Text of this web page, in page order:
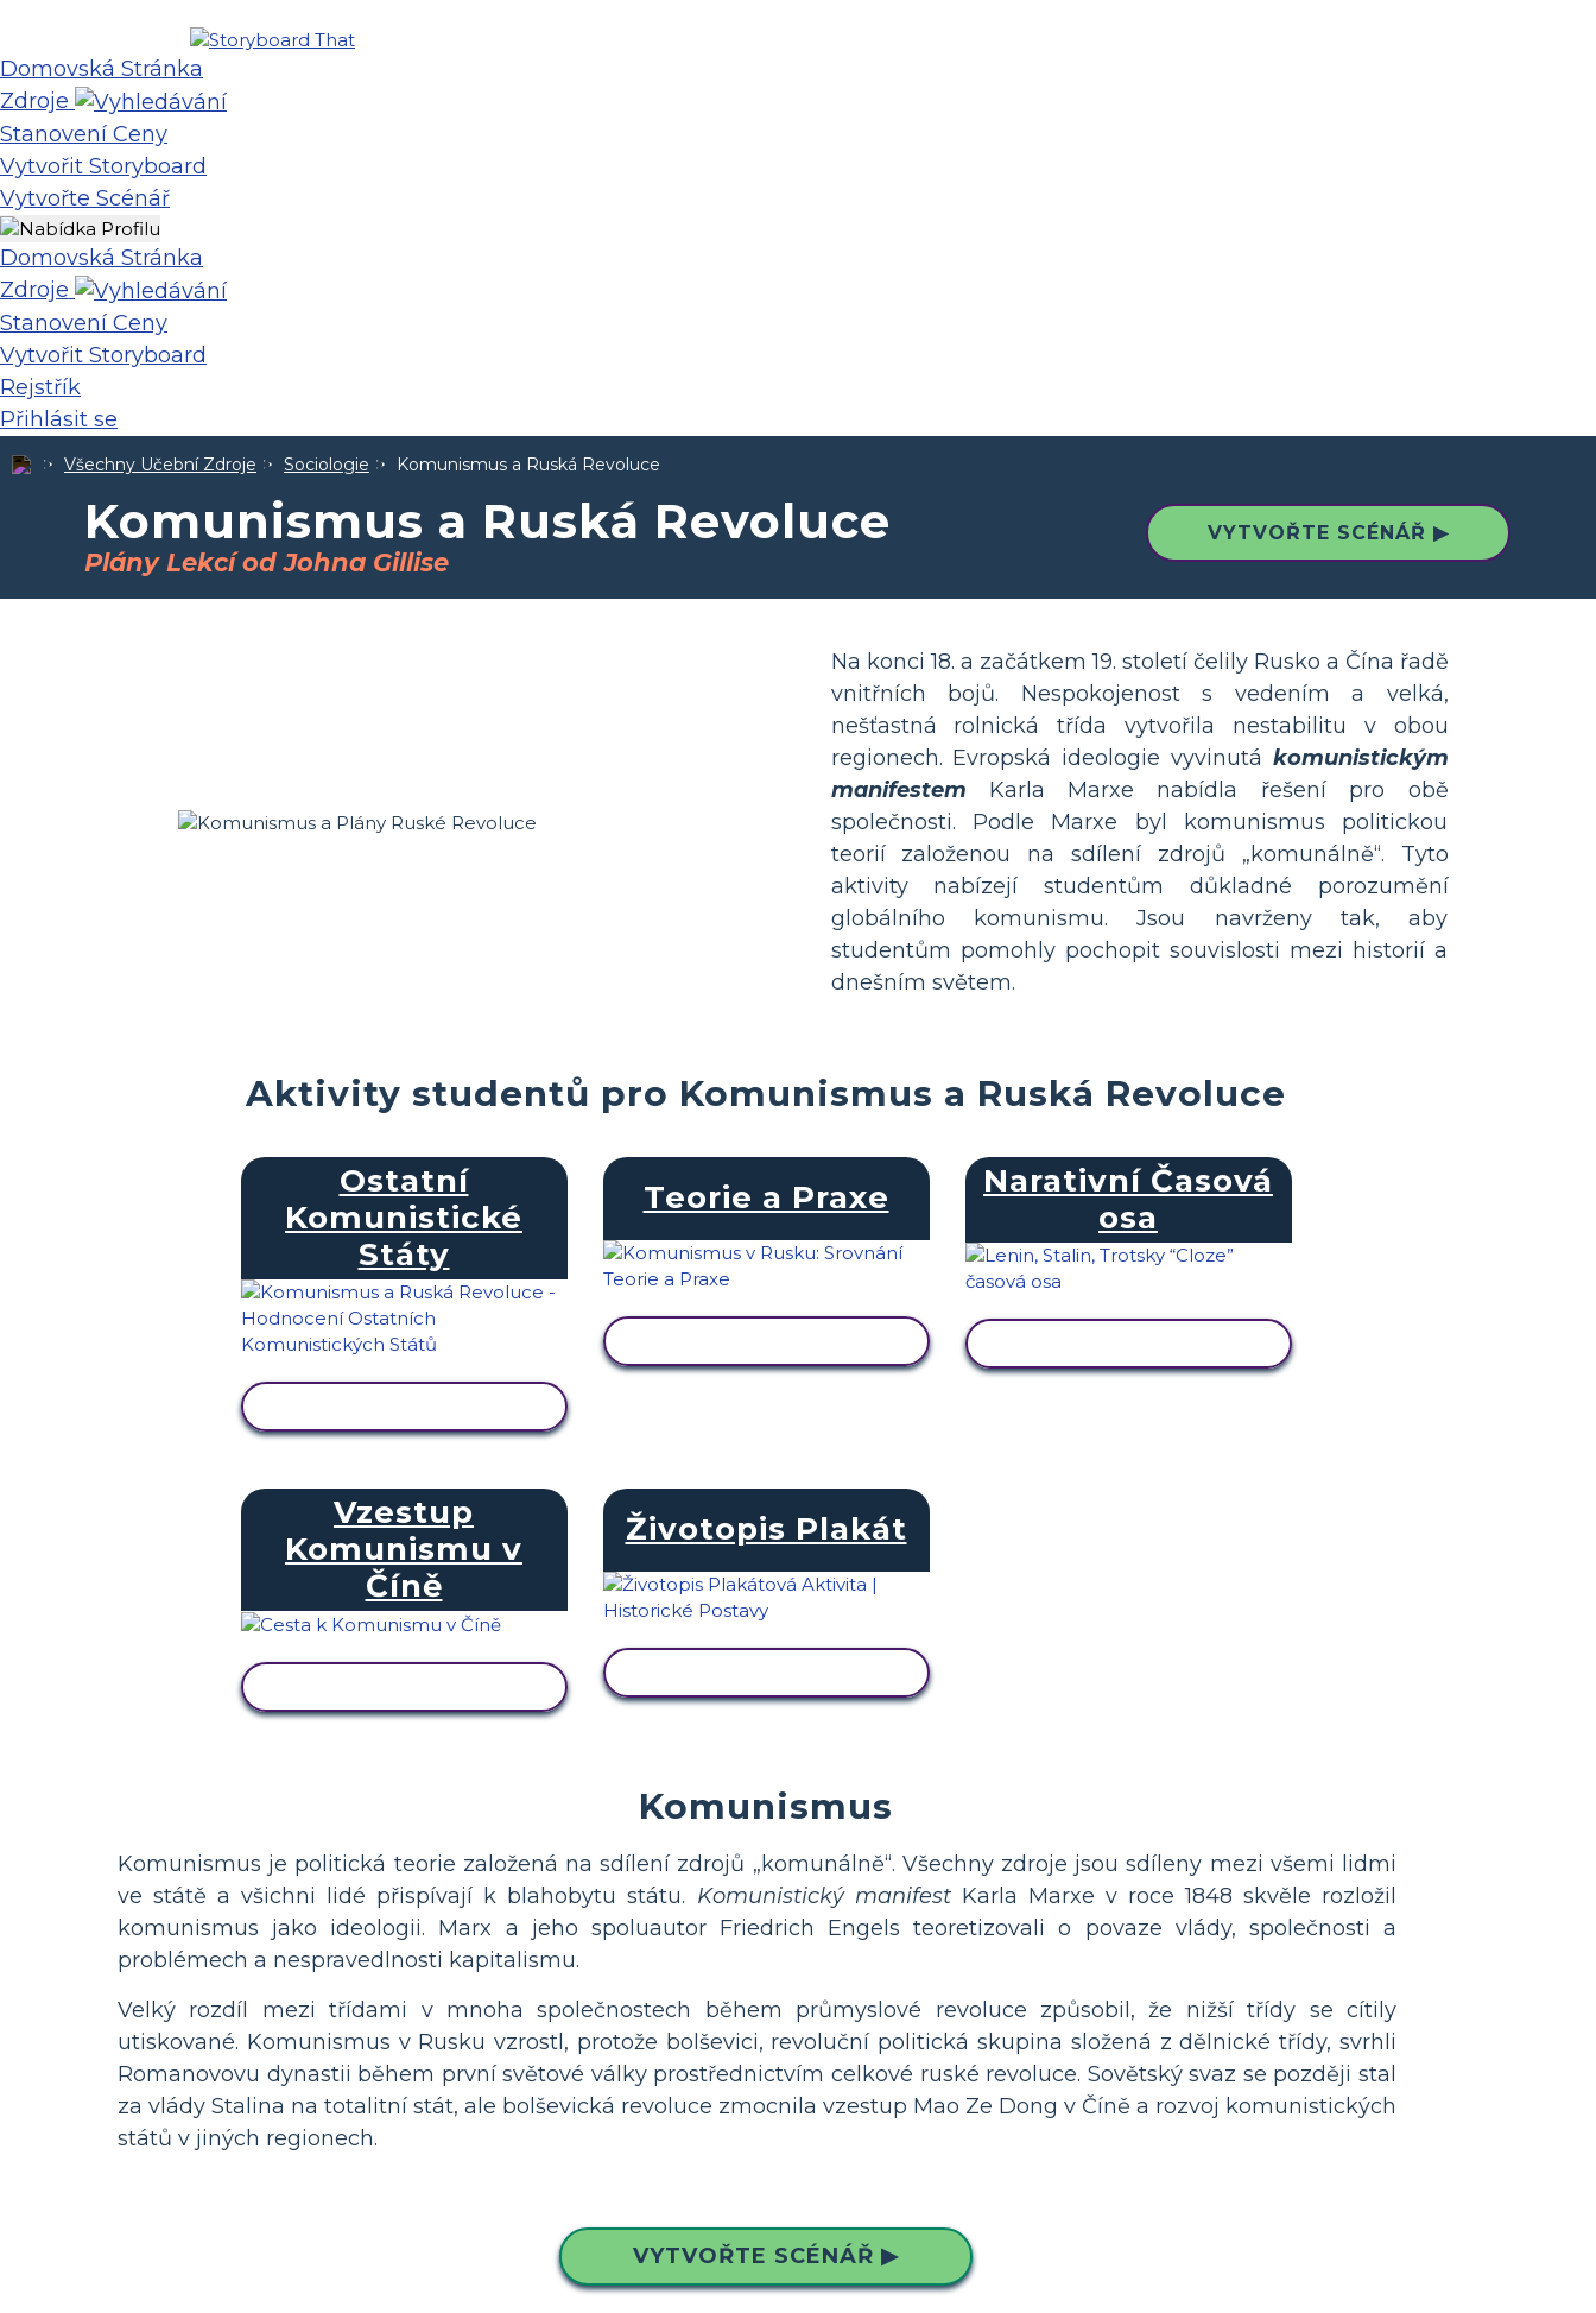
Domovská Stránka
Zdroje
Stanovení Ceny
Vytvořit Storyboard
Vytvořte Scénář
Domovská Stránka
Zdroje
Stanovení Ceny
Vytvořit Storyboard
Rejstřík
Přihlásit se
Všechny Učební Zdroje Sociologie Komunismus a Ruská Revoluce
Komunismus a Ruská Revoluce
Plány Lekcí od Johna Gillise
VYTVOŘTE SCÉNÁŘ ▶
Na konci 18. a začátkem 19. století čelily Rusko a Čína řadě
vnitřních bojů. Nespokojenost s vedením a velká,
nešťastná rolnická třída vytvořila nestabilitu v obou
regionech. Evropská ideologie vyvinutá komunistickým
manifestem Karla Marxe nabídla řešení pro obě
společnosti. Podle Marxe byl komunismus politickou
teorií založenou na sdílení zdrojů „komunálně“. Tyto
aktivity nabízejí studentům důkladné porozumění
globálního komunismu. Jsou navrženy tak, aby
studentům pomohly pochopit souvislosti mezi historií a
dnešním světem.
Aktivity studentů pro Komunismus a Ruská Revoluce
Ostatní
Komunistické
Státy
Teorie a Praxe
Narativní Časová
osa
Vzestup
Komunismu v
Číně
Životopis Plakát
Komunismus
Komunismus je politická teorie založená na sdílení zdrojů „komunálně“. Všechny zdroje jsou sdíleny mezi všemi lidmi
ve státě a všichni lidé přispívají k blahobytu státu. Komunistický manifestKarla Marxe v roce 1848 skvěle rozložil
komunismus jako ideologii. Marx a jeho spoluautor Friedrich Engels teoretizovali o povaze vlády, společnosti a
problémech a nespravedlnosti kapitalismu.
Velký rozdíl mezi třídami v mnoha společnostech během průmyslové revoluce způsobil, že nižší třídy se cítily
utiskované. Komunismus v Rusku vzrostl, protože bolševici, revoluční politická skupina složená z dělnické třídy, svrhli
Romanovovu dynastii během první světové války prostřednictvím celkové ruské revoluce. Sovětský svaz se později stal
za vlády Stalina na totalitní stát, ale bolševická revoluce zmocnila vzestup Mao Ze Dong v Číně a rozvoj komunistických
států v jiných regionech.
VYTVOŘTE SCÉNÁŘ ▶